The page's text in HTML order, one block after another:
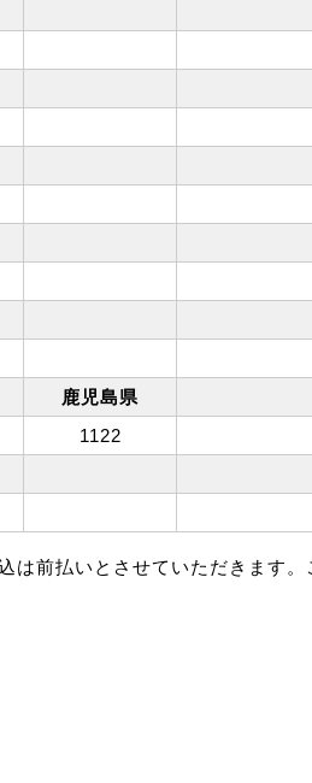
鹿児島県
1122
は前払いとさせていただきます。